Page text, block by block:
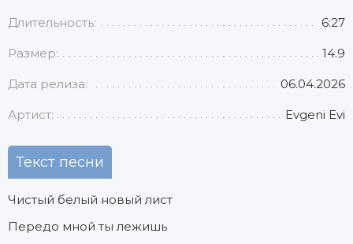
Длительность: 6:27
Размер: 14.9
Дата релиза: 06.04.2026
Артист: Evgeni Evi
Текст песни
Чистый белый новый лист
Передо мной ты лежишь